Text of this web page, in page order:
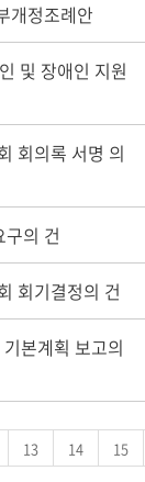
개정조례안
및 장애인 지원
회의록 서명 의
의 건
회기결정의 건
본계획 보고의
13 14 15